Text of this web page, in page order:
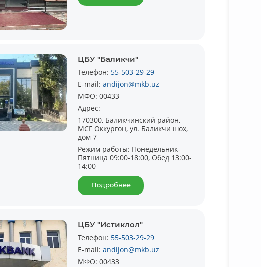
ЦБУ "Баликчи"
Телефон: 55-503-29-29
E-mail:andijon@mkb.uz
МФО:00433
Адрес:
170300, Баликчинский район,
МСГ Оккургон, ул. Баликчи шох,
дом 7
Режим работы: Понедельник-
Пятница 09:00-18:00, Обед 13:00-
14:00
Подробнее
ЦБУ "Истиклол"
Телефон: 55-503-29-29
E-mail:andijon@mkb.uz
МФО:00433